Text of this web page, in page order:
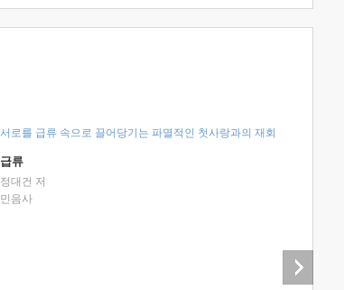
서로를 급류 속으로 끌어당기는 파멸적인 첫사랑과의 재회
급류
정대건 저
민음사